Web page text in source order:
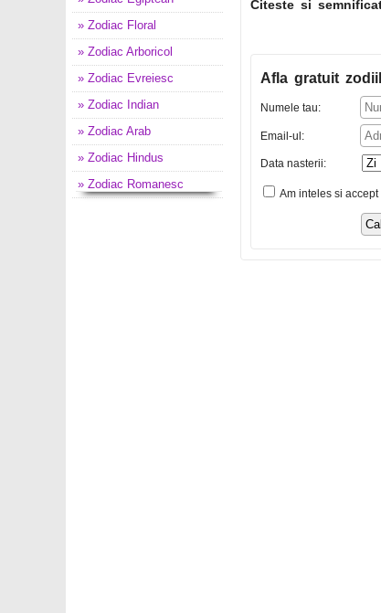
» Zodiac Floral
» Zodiac Arboricol
» Zodiac Evreiesc
» Zodiac Indian
» Zodiac Arab
» Zodiac Hindus
» Zodiac Romanesc
Citeste si
Afla gratuit
Numele tau:
Email-ul:
Data nasterii:
Am inteles si accept